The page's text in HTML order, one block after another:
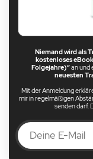
Niemand wird als
kostenloses
Folgejahre)“an und
neuesten
Mit der Anmeldung
mir in regelmäßigen
senden darf.